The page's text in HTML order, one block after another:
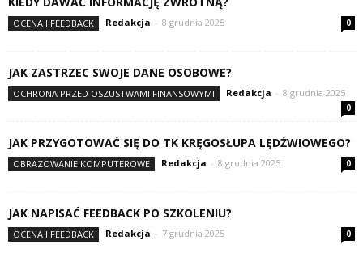
OCENA I FEEDBACK Redakcja - 8 grudnia 2025 0
JAK ZASTRZEC SWOJE DANE OSOBOWE?
OCHRONA PRZED OSZUSTWAMI FINANSOWYMI Redakcja - 8 grudnia 2025
0
JAK PRZYGOTOWAĆ SIĘ DO TK KRĘGOSŁUPA LĘDŹWIOWEGO?
OBRAZOWANIE KOMPUTEROWE Redakcja - 8 grudnia 2025 0
JAK NAPISAĆ FEEDBACK PO SZKOLENIU?
OCENA I FEEDBACK Redakcja - 7 grudnia 2025 0